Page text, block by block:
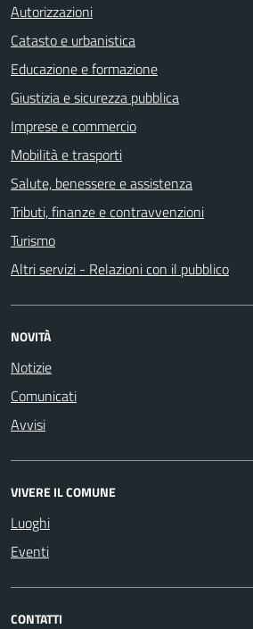
Autorizzazioni
Catasto e urbanistica
Educazione e formazione
Giustizia e sicurezza pubblica
Imprese e commercio
Mobilità e trasporti
Salute, benessere e assistenza
Tributi, finanze e contravvenzioni
Turismo
Altri servizi - Relazioni con il pubblico
NOVITÀ
Notizie
Comunicati
Avvisi
VIVERE IL COMUNE
Luoghi
Eventi
CONTATTI